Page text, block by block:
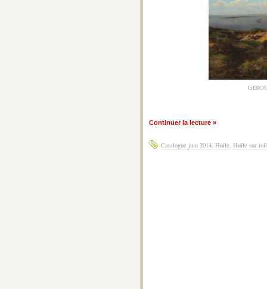
Continuer la lecture »
Catalogue juin 2014, Huile, Huile sur